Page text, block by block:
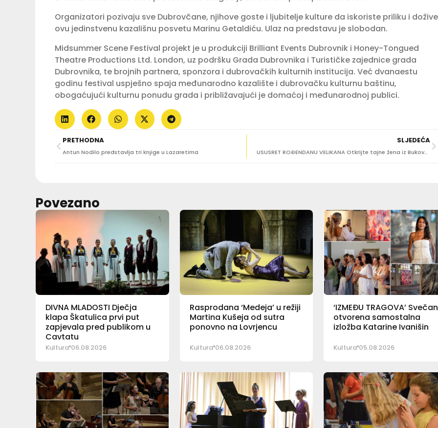
Organizatori pozivaju sve Dubrovčane, njihove goste i ljubitelje kulture da iskoriste priliku i dožive
ovu jedinstvenu kazališnu posvetu Marinu Getaldiću. Ulaz na predstavu je slobodan.
Midsummer Scene Festival projekt je u produkciji Brilliant Events Dubrovnik i Honey-Tongued
Theatre Productions Ltd. London, uz podršku Grada Dubrovnika i Turističke zajednice grada
Dubrovnika, te brojnih partnera, sponzora i dubrovačkih kulturnih institucija. Već dvanaestu
godinu festival uspješno spaja međunarodno kazalište i dubrovačku kulturnu baštinu,
obogaćujući kulturnu ponudu grada i približavajući je domaćoj i međunarodnoj publici.
PRETHODNA
Antun Nodilo predstavlja tri knjige u Lazaretima
SLJEDEĆA
USUSRET ROĐENDANU VELIKANA Otkrijte tajne žena iz Bukovčeva života i uživajte u koncertu!
Povezano
DIVNA MLADOSTI Dječja
klapa Škatulica prvi put
zapjevala pred publikom u
Cavtatu
Kultura 06.08.2026
Rasprodana ‘Medeja’ u režiji
Martina Kušeja od sutra
ponovno na Lovrjencu
Kultura 06.08.2026
‘IZMEĐU TRAGOVA’
otvorena samostalna
izložba Katarine Ivanišin
Kultura 05.08.2026